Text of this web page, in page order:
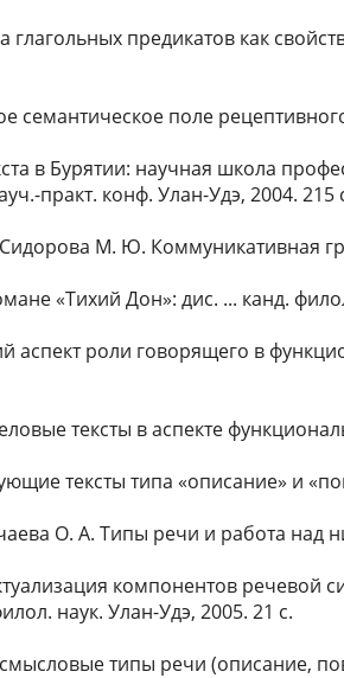
предикатов как
поле
в Бурятии: научная школа
практ. конф. Улан-Удэ, 2004. 215
М. Ю. Коммуникативная
«Тихий Дон»: дис. ... канд.
аспект роли говорящего в
тексты в аспекте
тексты типа «описание» и
О. А. Типы речи и работа над
компонентов речевой
наук. Улан-Удэ, 2005. 21 с.
типы речи (описание,